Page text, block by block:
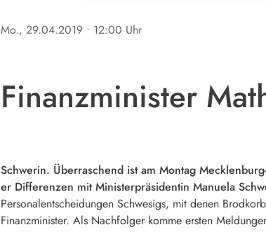
Mo., 29.04.2019 • 12:00 Uhr
Finanzminister
Schwerin. Überraschend ist am Montag
er Differenzen mit Ministerpräsidentin Manuela
Personalentscheidungen Schwesigs, mit denen
Finanzminister. Als Nachfolger komme ersten